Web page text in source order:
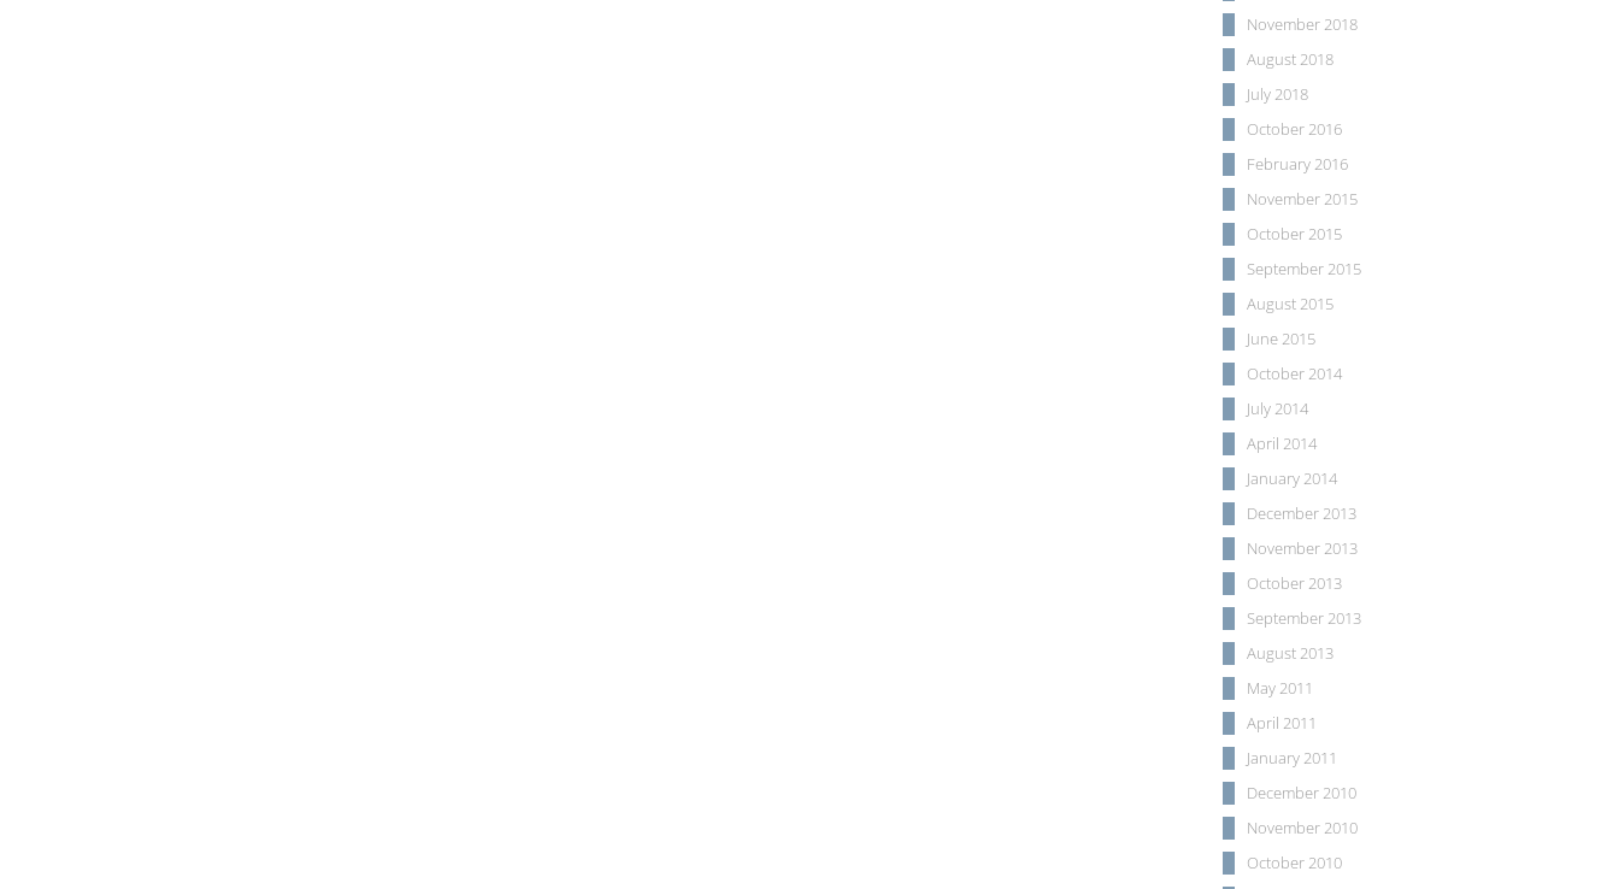
November 2018
August 2018
July 2018
October 2016
February 2016
November 2015
October 2015
September 2015
August 2015
June 2015
October 2014
July 2014
April 2014
January 2014
December 2013
November 2013
October 2013
September 2013
August 2013
May 2011
April 2011
January 2011
December 2010
November 2010
October 2010